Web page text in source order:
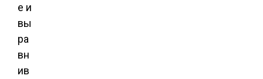
е и
вы
ра
вн
ив